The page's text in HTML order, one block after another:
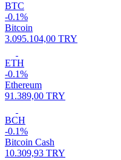
BTC
-0.1%
Bitcoin
3.095.104,00 TRY
ETH
-0.1%
Ethereum
91.389,00 TRY
BCH
-0.1%
Bitcoin Cash
10.309,93 TRY